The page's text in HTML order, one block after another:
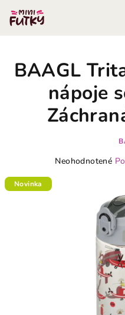
obsah
BAAGL
nápoje
Priemerné
Neohodnotené
Novinka